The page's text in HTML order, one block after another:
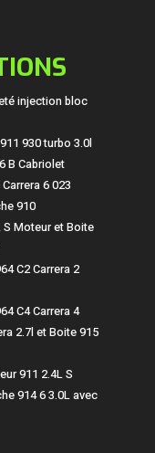
injection bloc
930 turbo 3.0l
B Cabriolet
6 023
910
Moteur et Boite
C2 Carrera 2
C4 Carrera 4
2.7l et Boite 915
911 2.4L S
914 6 3.0L avec